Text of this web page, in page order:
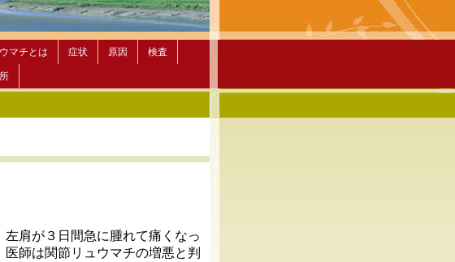
マチとは 症状 原因 検査
肩が３日間急に腫れて痛くなっ
師は関節リュウマチの増悪と判